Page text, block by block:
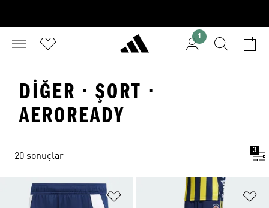
1
DIĞER · ŞORT ·
AEROREADY
20 sonuçlar
3
Favori Listesine Ekle